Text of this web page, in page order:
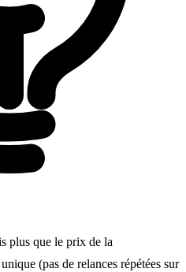
plus que le prix de la
(pas de relances répétées sur